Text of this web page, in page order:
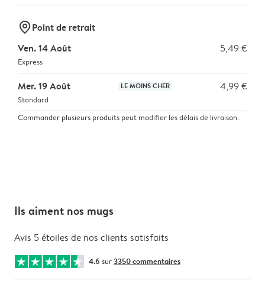
marker-pinPoint de retrait
Ven. 14 Août
5,49 €
Express
Mer. 19 Août LE MOINS CHER 4,99 €
Standard
Commander plusieurs produits peut modifier les délais de livraison.
Ils aiment nos mugs
Avis 5 étoiles de nos clients satisfaits
4.6 sur3350 commentaires